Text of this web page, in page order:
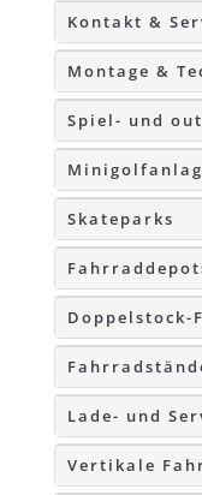
Kontakt &
Montage &
Spiel- und
Skateparks
Lade- und
Vertikale